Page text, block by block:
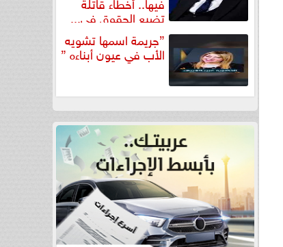
تضيع الحقوق في...
”جريمة اسمها تشويه
الأب في عيون أبناءه ”